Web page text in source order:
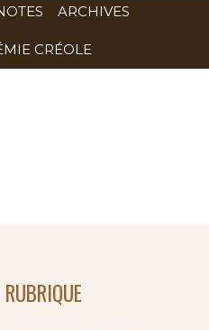
ARCHIVES
CRÉOLE